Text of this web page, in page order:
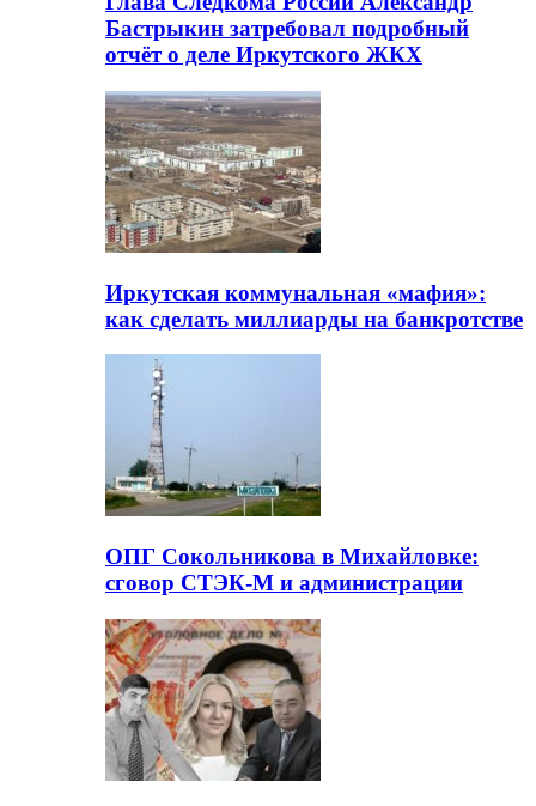
Бастрыкин затребовал подробный
отчёт о деле Иркутского ЖКХ
Иркутская коммунальная «мафия»:
как сделать миллиарды на банкротстве
ОПГ Сокольникова в Михайловке:
сговор СТЭК-М и администрации